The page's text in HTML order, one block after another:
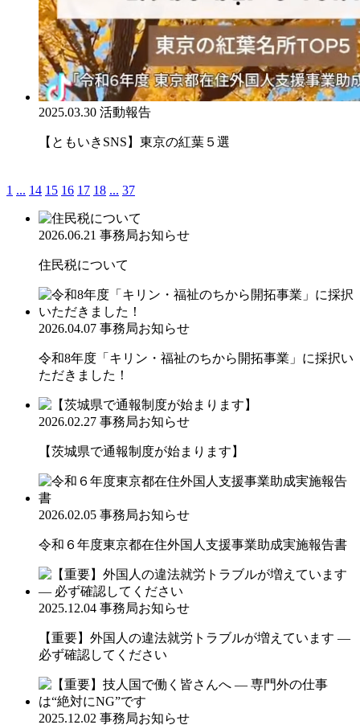
2025.03.30 活動報告
【ともいきSNS】東京の紅葉５選
1 ... 14 15 16 17 18 ... 37
2026.06.21 事務局お知らせ
住民税について
2026.04.07 事務局お知らせ
令和8年度「キリン・福祉のちから開拓事業」に採択い
ただきました！
2026.02.27 事務局お知らせ
【茨城県で通報制度が始まります】
2026.02.05 事務局お知らせ
令和６年度東京都在住外国人支援事業助成実施報告書
2025.12.04 事務局お知らせ
【重要】外国人の違法就労トラブルが増えています ―
必ず確認してください
2025.12.02 事務局お知らせ